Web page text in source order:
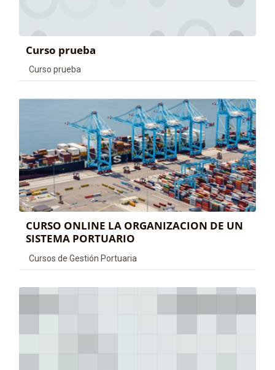
Curso prueba
Categoría de cursos
Curso prueba
CURSO ONLINE LA ORGANIZACION DE UN
SISTEMA PORTUARIO
Categoría de cursos
Cursos de Gestión Portuaria